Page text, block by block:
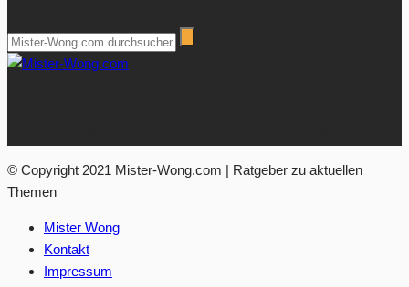
© Copyright 2021 Mister-Wong.com | Ratgeber zu aktuellen
Themen
Mister Wong
Kontakt
Impressum